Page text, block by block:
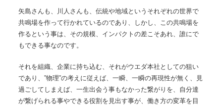
矢島さんも、川人さんも、伝統や地域というそれぞれの世界で
共鳴場を作って行かれているのであり、しかし、この共鳴場を
作るという事は、その規模、インパクトの差こそあれ、誰にで
もできる事なのです。
それを組織、企業に持ち込む、それがウエダ本社としての狙い
であり、”物理”の考えに従えば、一瞬、一瞬の再現性が無く、見
過ごしてしまえば、一生出会う事もなかった繋がりを、自分達
が繋げられる事やできる役割を見出す事が、働き方の変革を目